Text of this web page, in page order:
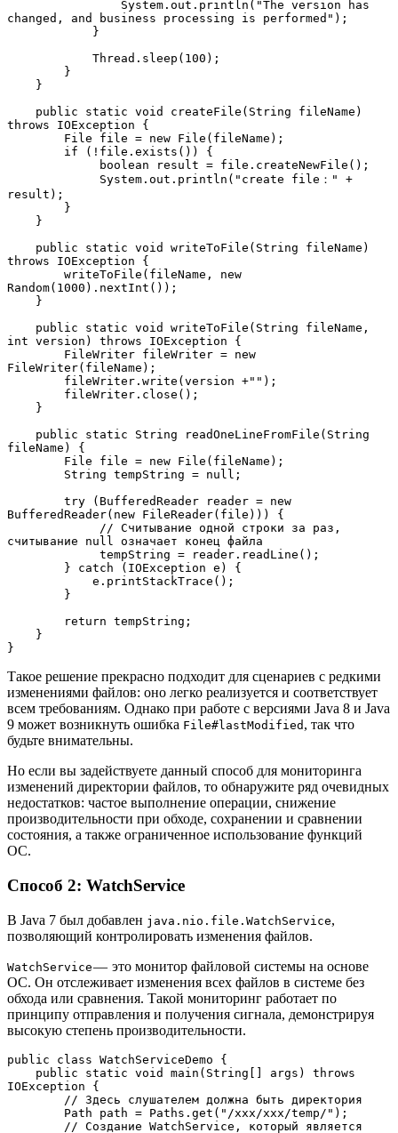
changed, and business processing is performed");
            }
            Thread.sleep(100);
        }
    }
throws IOException {
        File file = new File(fileName);
        if (!file.exists()) {
             boolean result = file.createNewFile();
result);
        }
    }
throws IOException {
Random(1000).nextInt());
    }
int version) throws IOException {
FileWriter(fileName);
        fileWriter.write(version +"");
        fileWriter.close();
    }
fileName) {
        File file = new File(fileName);
        String tempString = null;
BufferedReader(new FileReader(file))) {
считывание null означает конец файла
             tempString = reader.readLine();
        } catch (IOException e) {
            e.printStackTrace();
        }
        return tempString;
    }
}
Такое решение прекрасно подходит для сценариев с редкими
изменениями файлов: оно легко реализуется и соответствует
всем требованиям. Однако при работе с версиями Java 8 и Java
9 может возникнуть ошибка File#lastModified , так что
будьте внимательны.
Но если вы задействуете данный способ для мониторинга
изменений директории файлов, то обнаружите ряд очевидных
недостатков: частое выполнение операции, снижение
производительности при обходе, сохранении и сравнении
состояния, а также ограниченное использование функций
ОС.
Способ 2: WatchService
В Java 7 был добавлен java.nio.file.WatchService,
позволяющий контролировать изменения файлов.
WatchService— это монитор файловой системы на основе
ОС. Он отслеживает изменения всех файлов в системе без
обхода или сравнения. Такой мониторинг работает по
принципу отправления и получения сигнала, демонстрируя
высокую степень производительности.
public class WatchServiceDemo {
IOException {
        // Здесь слушателем должна быть директория
        Path path = Paths.get("/xxx/xxx/temp/");